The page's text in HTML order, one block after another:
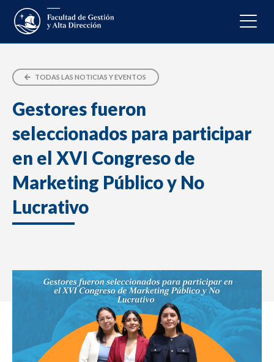
TODAS LAS NOTICIAS Y EVENTOS
Gestores fueron
seleccionados para participar
en el XVI Congreso de
Marketing Público y No
Lucrativo